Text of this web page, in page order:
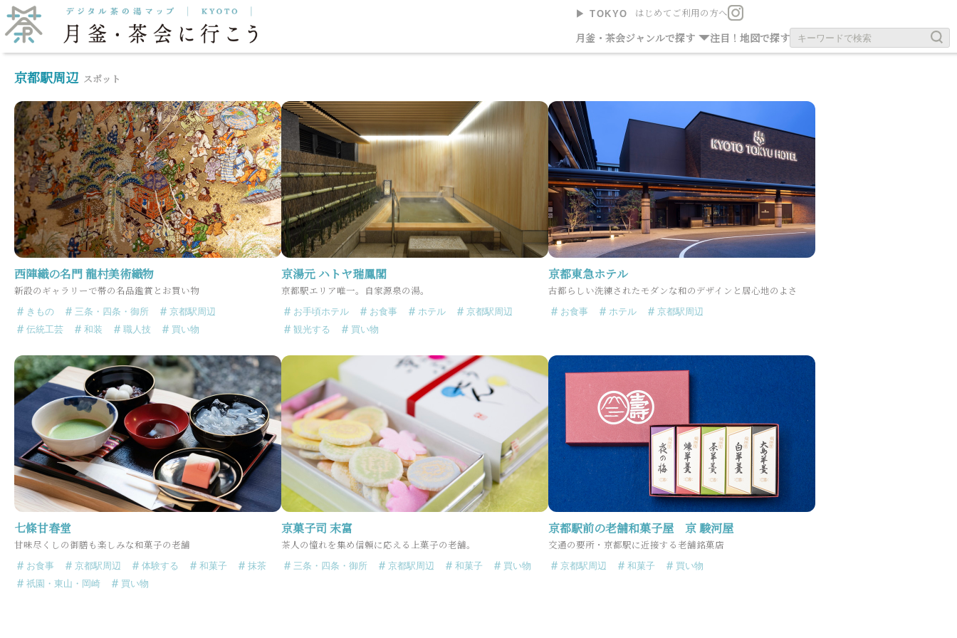
▶︎ TOKYO はじめてご利用の方へ
月釜・茶会ジャンルで探す 注目！ 地図で探す
抹茶をいただく お茶の旧跡
京都駅周辺 スポット
西陣織の名門 龍村美術織物
新設のギャラリーで帯の名品鑑賞とお買い物
きもの 三条・四条・御所
京都駅周辺
伝統工芸
和装 職人技 買い物
京湯元 ハトヤ瑞鳳閣
京都駅エリア唯一。自家源泉の湯。
お手頃ホテル お食事 ホテル
京都駅周辺
観光する
買い物
京都東急ホテル
古都らしい洗練されたモダンな和のデザインと居心地のよさ
お食事 ホテル 京都駅周辺
七條甘春堂
甘味尽くしの御膳も楽しみな和菓子の老舗
お食事 京都駅周辺 体験する 和菓子
抹茶
祇園・東山・岡崎
買い物
京菓子司 末富
茶人の憧れを集め信頼に応える上菓子の老舗。
三条・四条・御所 京都駅周辺 和菓子 買い物
京都駅前の老舗和菓子屋 京 駿河屋
交通の要所・京都駅に近接する老舗銘菓店
京都駅周辺 和菓子 買い物